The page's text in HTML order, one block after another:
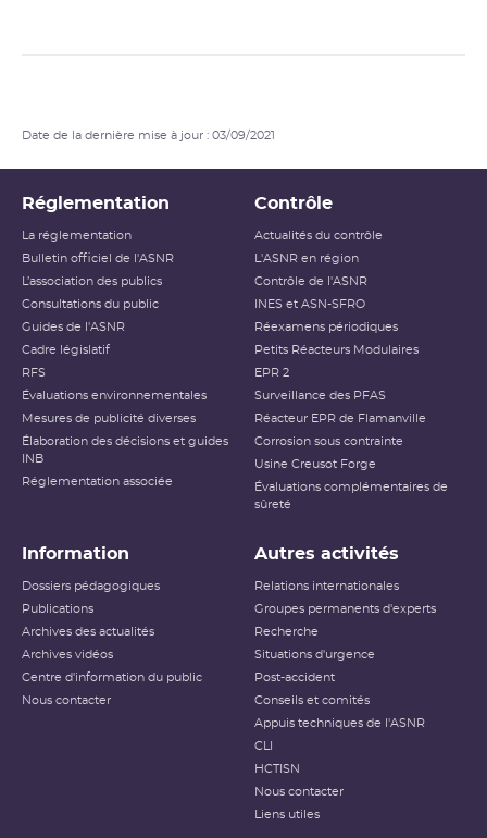
Date de la dernière mise à jour : 03/09/2021
Réglementation
La réglementation
Bulletin officiel de l'ASNR
L’association des publics
Consultations du public
Guides de l'ASNR
Cadre législatif
RFS
Évaluations environnementales
Mesures de publicité diverses
Élaboration des décisions et guides
INB
Réglementation associée
Contrôle
Actualités du contrôle
L'ASNR en région
Contrôle de l'ASNR
INES et ASN-SFRO
Réexamens périodiques
Petits Réacteurs Modulaires
EPR 2
Surveillance des PFAS
Réacteur EPR de Flamanville
Corrosion sous contrainte
Usine Creusot Forge
Évaluations complémentaires de
sûreté
Information
Dossiers pédagogiques
Publications
Archives des actualités
Archives vidéos
Centre d'information du public
Nous contacter
Autres activités
Relations internationales
Groupes permanents d'experts
Recherche
Situations d'urgence
Post-accident
Conseils et comités
Appuis techniques de l'ASNR
CLI
HCTISN
Nous contacter
Liens utiles